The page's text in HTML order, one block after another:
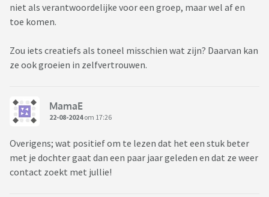
niet als verantwoordelijke voor een groep, maar wel af en
toe komen.
Zou iets creatiefs als toneel misschien wat zijn? Daarvan kan
ze ook groeien in zelfvertrouwen.
MamaE
22-08-2024om 17:26
Overigens; wat positief om te lezen dat het een stuk beter
met je dochter gaat dan een paar jaar geleden en dat ze weer
contact zoekt met jullie!